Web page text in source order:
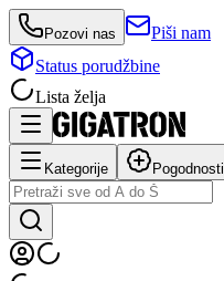
Pozovi nas
Piši nam
Status porudžbine
Lista želja
Kategorije Pogodnosti